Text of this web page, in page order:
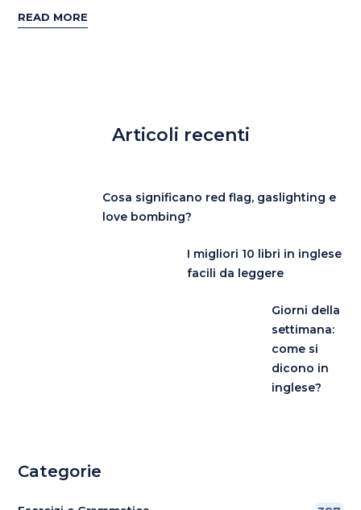
READ MORE
Articoli recenti
Cosa significano red flag, gaslighting e
love bombing?
I migliori 10 libri in inglese
facili da leggere
Giorni della
settimana:
come si
dicono in
inglese?
Categorie